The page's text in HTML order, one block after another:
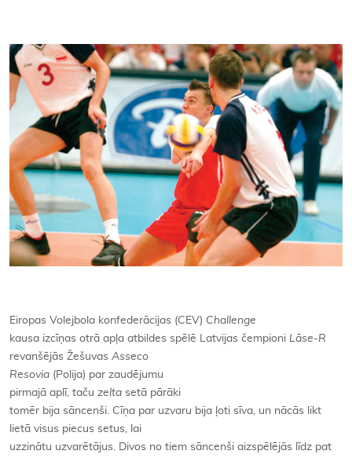
Eiropas Volejbola konfederācijas (CEV) Challenge
kausa izcīņas otrā apļa atbildes spēlē Latvijas čempioni Lāse-R
revanšējās Žešuvas Asseco
Resovia (Polija) par zaudējumu
pirmajā aplī, taču zelta setā pārāki
tomēr bija sāncenši. Cīņa par uzvaru bija ļoti sīva, un nācās likt
lietā visus piecus setus, lai
uzzinātu uzvarētājus. Divos no tiem sāncenši aizspēlējās līdz pat